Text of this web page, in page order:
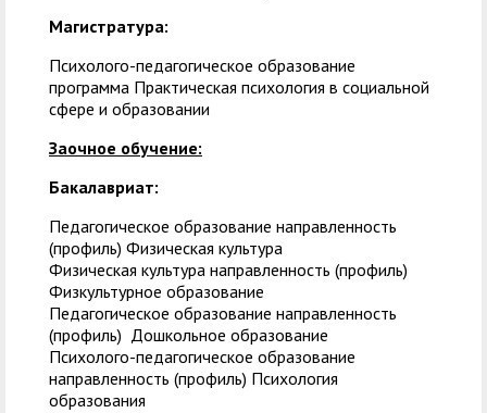
Магистратура:
Психолого-педагогическое образование
программа Практическая психология в социальной
сфере и образовании
Заочное обучение:
Бакалавриат:
Педагогическое образование направленность
(профиль) Физическая культура
Физическая культура направленность (профиль)
Физкультурное образование
Педагогическое образование направленность
(профиль) Дошкольное образование
Психолого-педагогическое образование
направленность (профиль) Психология
образования